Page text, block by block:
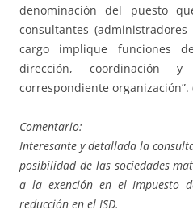
denominación del puesto
consultantes
cargo implique funciones
dirección, coordinación
correspondiente organización”.
Comentario:
Interesante y detallada la
posibilidad de las sociedades
a la exención en el Impuesto
reducción en el ISD.